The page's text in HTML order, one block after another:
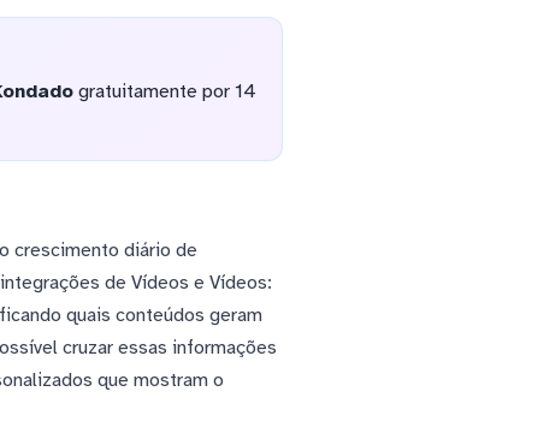
gratuitamente por 14
crescimento diário de
de Vídeos e Vídeos:
quais conteúdos geram
cruzar essas informações
que mostram o